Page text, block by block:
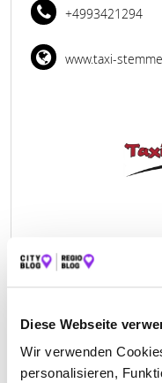
Diese Webseite
Wir verwenden
personalisieren,
+4993421294
www.taxi-
TAXI
VIERNEISEL